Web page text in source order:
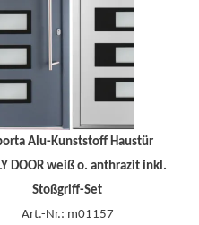
Alu-Kunststoff Haustür
DOOR weiß o. anthrazit inkl.
Stoßgriff-Set
Art.-Nr.: m01157